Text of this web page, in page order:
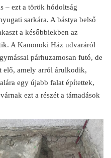
– ezt a török hódoltság
sarkára. A bástya belső
a későbbiekben az
A Kanonoki Ház udvaráról
párhuzamosan futó, de
elő, amely arról árulkodik,
egy újabb falat építettek,
ezt a részét a támadások